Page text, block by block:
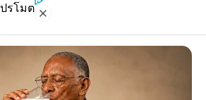
8 ม.ค. 2015 6
รโมต